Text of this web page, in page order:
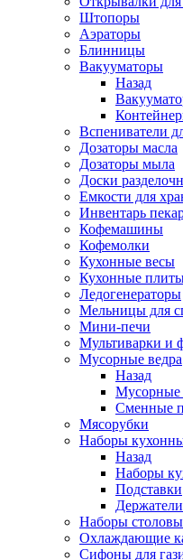
Штопоры
Аэраторы
Блинницы
Вакууматоры
Назад
Вспениватели
Дозаторы масла
Дозаторы мыла
Доски
Емкости для
Инвентарь
Кофемашины
Кофемолки
Кухонные весы
Кухонные
Ледогенераторы
Мельницы для
Мини-печи
Мультиварки и
Мусорные ведра
Назад
Мусорные
Сменные
Мясорубки
Наборы
Назад
Наборы
Подставки
Наборы
Охлаждающие
Сифоны для